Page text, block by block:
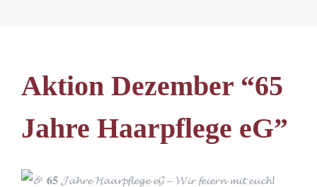
Aktion Dezember “65
Jahre Haarpflege eG”
𝟔𝟓 𝓙𝓪𝓱𝓻𝓮 𝓗𝓪𝓪𝓻𝓹𝓯𝓵𝓮𝓰𝓮 𝓮𝓖 – 𝓦𝓲𝓻 𝓯𝓮𝓲𝓮𝓻𝓷 𝓶𝓲𝓽 𝓮𝓾𝓬𝓱!